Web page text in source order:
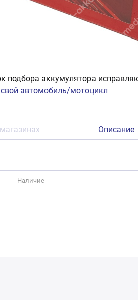
подбора аккумулятора
автомобиль/мотоцикл
Описание
Наличие